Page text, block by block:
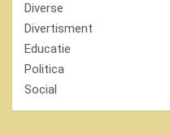
Diverse
Divertisment
Educatie
Politica
Social